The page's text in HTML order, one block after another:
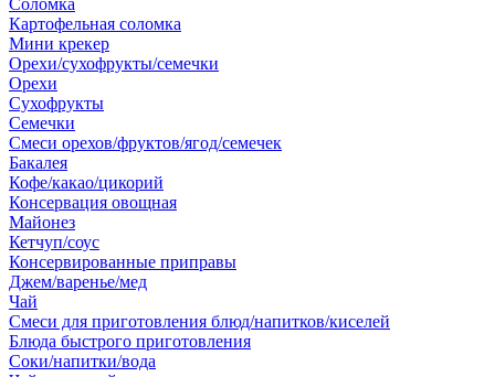
Соломка
Картофельная соломка
Мини крекер
Орехи/сухофрукты/семечки
Орехи
Сухофрукты
Семечки
Смеси орехов/фруктов/ягод/семечек
Бакалея
Кофе/какао/цикорий
Консервация овощная
Майонез
Кетчуп/соус
Консервированные приправы
Джем/варенье/мед
Чай
Смеси для приготовления блюд/напитков/киселей
Блюда быстрого приготовления
Соки/напитки/вода